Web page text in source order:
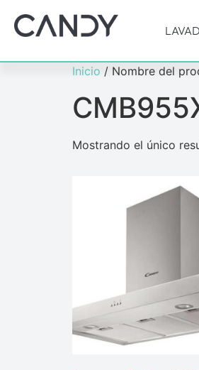
Inicio / Nombre del
Mostrando el único